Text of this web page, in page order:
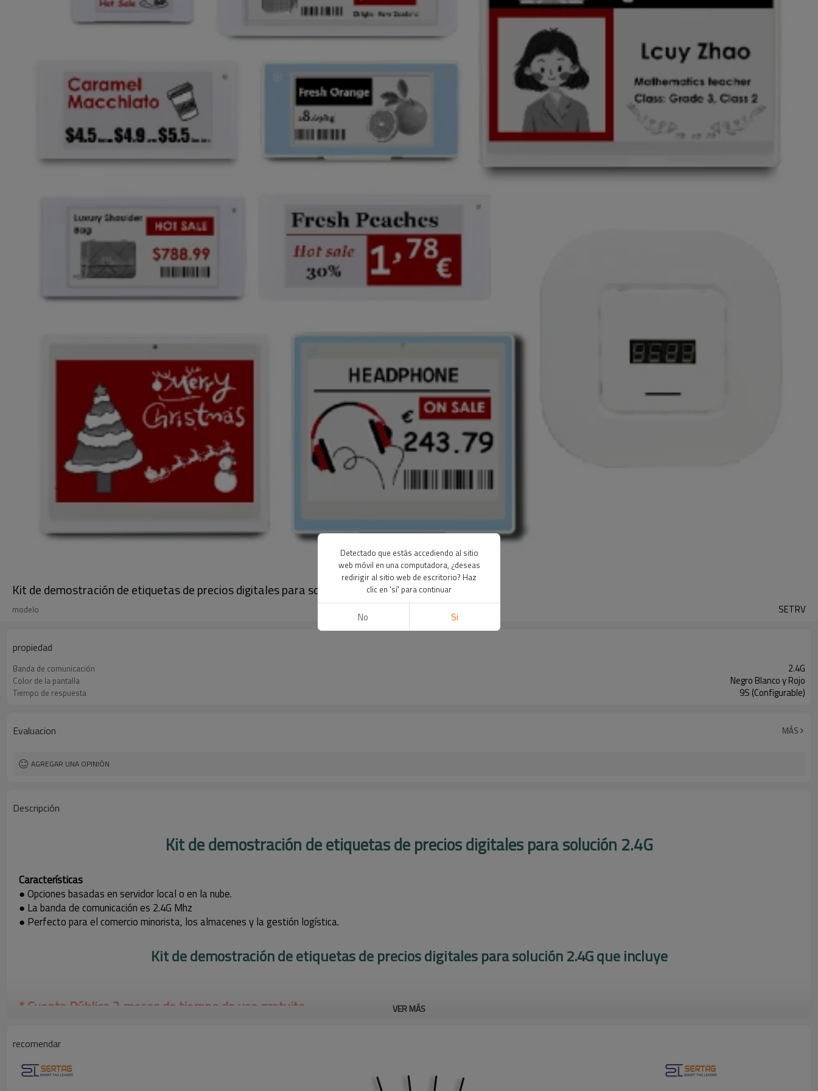
Kit de demostración de etiquetas de precios digitales para solución 2.4G
modelo SETRV
propiedad
Banda de comunicación 2.4G
Color de la pantalla Negro Blanco y Rojo
Tiempo de respuesta 9S (Configurable)
Evaluacion MÁS
AGREGAR UNA OPINIÓN
Descripción
Kit de demostración de etiquetas de precios digitales para solución 2.4G
Características
● Opciones basadas en servidor local o en la nube.
● La banda de comunicación es 2.4G Mhz
● Perfecto para el comercio minorista, los almacenes y la gestión logística.
Kit de demostración de etiquetas de precios digitales para solución 2.4G que incluye
* Cuenta Pública 2 meses de tiempo de uso gratuito
1 x etiqueta electrónica para estante de 2,13 pulgadas
1 x etiqueta electrónica para estante de baja temperatura de 2,13 pulgadas
1 x etiqueta electrónica para estante de 2,66 pulgadas
VER MÁS
recomendar
Detectado que estás accediendo al sitio
web móvil en una computadora, ¿deseas
redirigir al sitio web de escritorio? Haz
clic en 'sí' para continuar
No Si